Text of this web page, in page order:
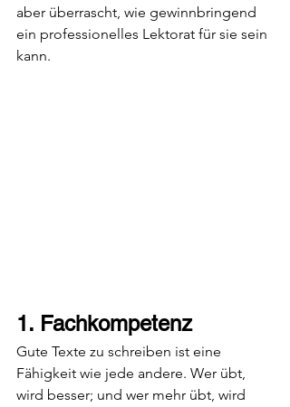
aber überrascht, wie gewinnbringend
ein professionelles Lektorat für sie sein
kann.
1. Fachkompetenz
Gute Texte zu schreiben ist eine
Fähigkeit wie jede andere. Wer übt,
wird besser; und wer mehr übt, wird